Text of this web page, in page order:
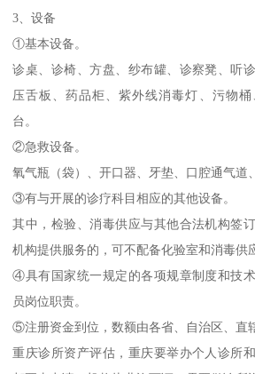
3、设备
①基本设备。
诊桌、诊椅、方盘、纱布罐、诊察凳、听
压舌板、药品柜、紫外线消毒灯、污物
台。
②急救设备。
氧气瓶（袋）、开口器、牙垫、口腔通气道
③有与开展的诊疗科目相应的其他设备。
其中，检验、消毒供应与其他合法机构签
机构提供服务的，可不配备化验室和消毒供
④具有国家统一规定的各项规章制度和技
员岗位职责。
⑤注册资金到位，数额由各省、自治区、直
重庆诊所资产评估，重庆要举办个人诊所